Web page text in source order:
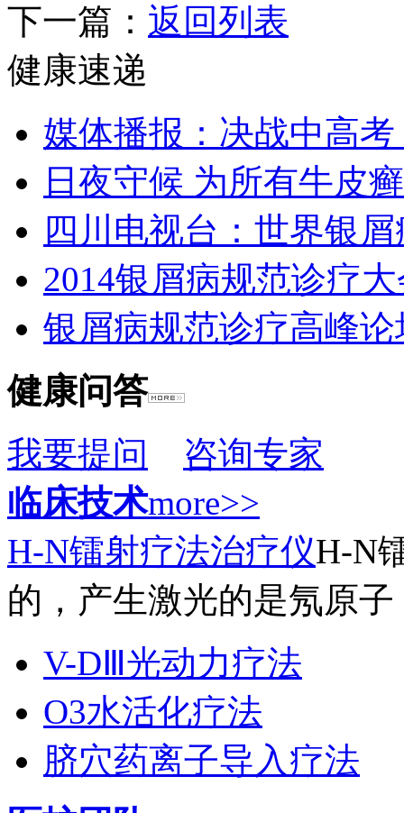
下一篇： 返回列表
健康速递
媒体播报：决战中高
日夜守候 为所有牛皮
四川电视台：世界银
2014银屑病规范诊疗
银屑病规范诊疗高峰
健康问答
我要提问
咨询专家
临床技术more>>
H-N镭射疗法治疗仪H-N
的，产生激光的是氖原子
V-DⅢ光动力疗法
O3水活化疗法
脐穴药离子导入疗法